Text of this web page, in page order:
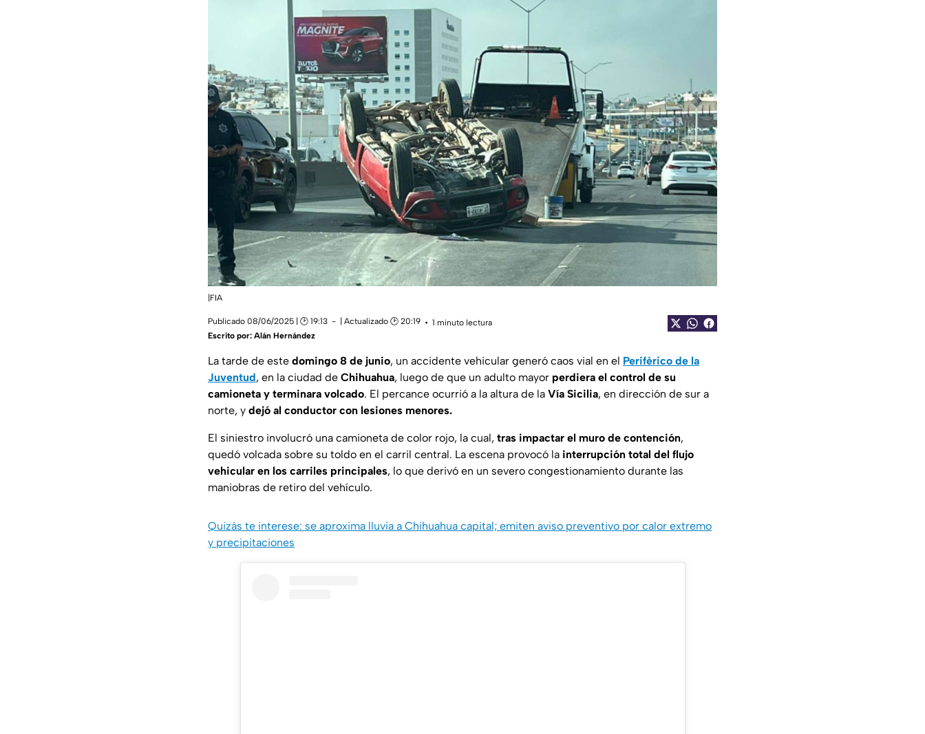
|FIA
Publicado 08/06/2025 | 🕑 19:13 | Actualizado 🕑 20:19
1 minuto lectura
Escrito por: Alán Hernández
La tarde de este domingo 8 de junio, un accidente vehicular generó caos vial en el Periférico de la
Juventud, en la ciudad de Chihuahua, luego de que un adulto mayor perdiera el control de su
camioneta y terminara volcado. El percance ocurrió a la altura de la Vía Sicilia, en dirección de sur a
norte, y dejó al conductor con lesiones menores.
El siniestro involucró una camioneta de color rojo, la cual, tras impactar el muro de contención,
quedó volcada sobre su toldo en el carril central. La escena provocó la interrupción total del flujo
vehicular en los carriles principales, lo que derivó en un severo congestionamiento durante las
maniobras de retiro del vehículo.
Quizás te interese: se aproxima lluvia a Chihuahua capital; emiten aviso preventivo por calor extremo
y precipitaciones